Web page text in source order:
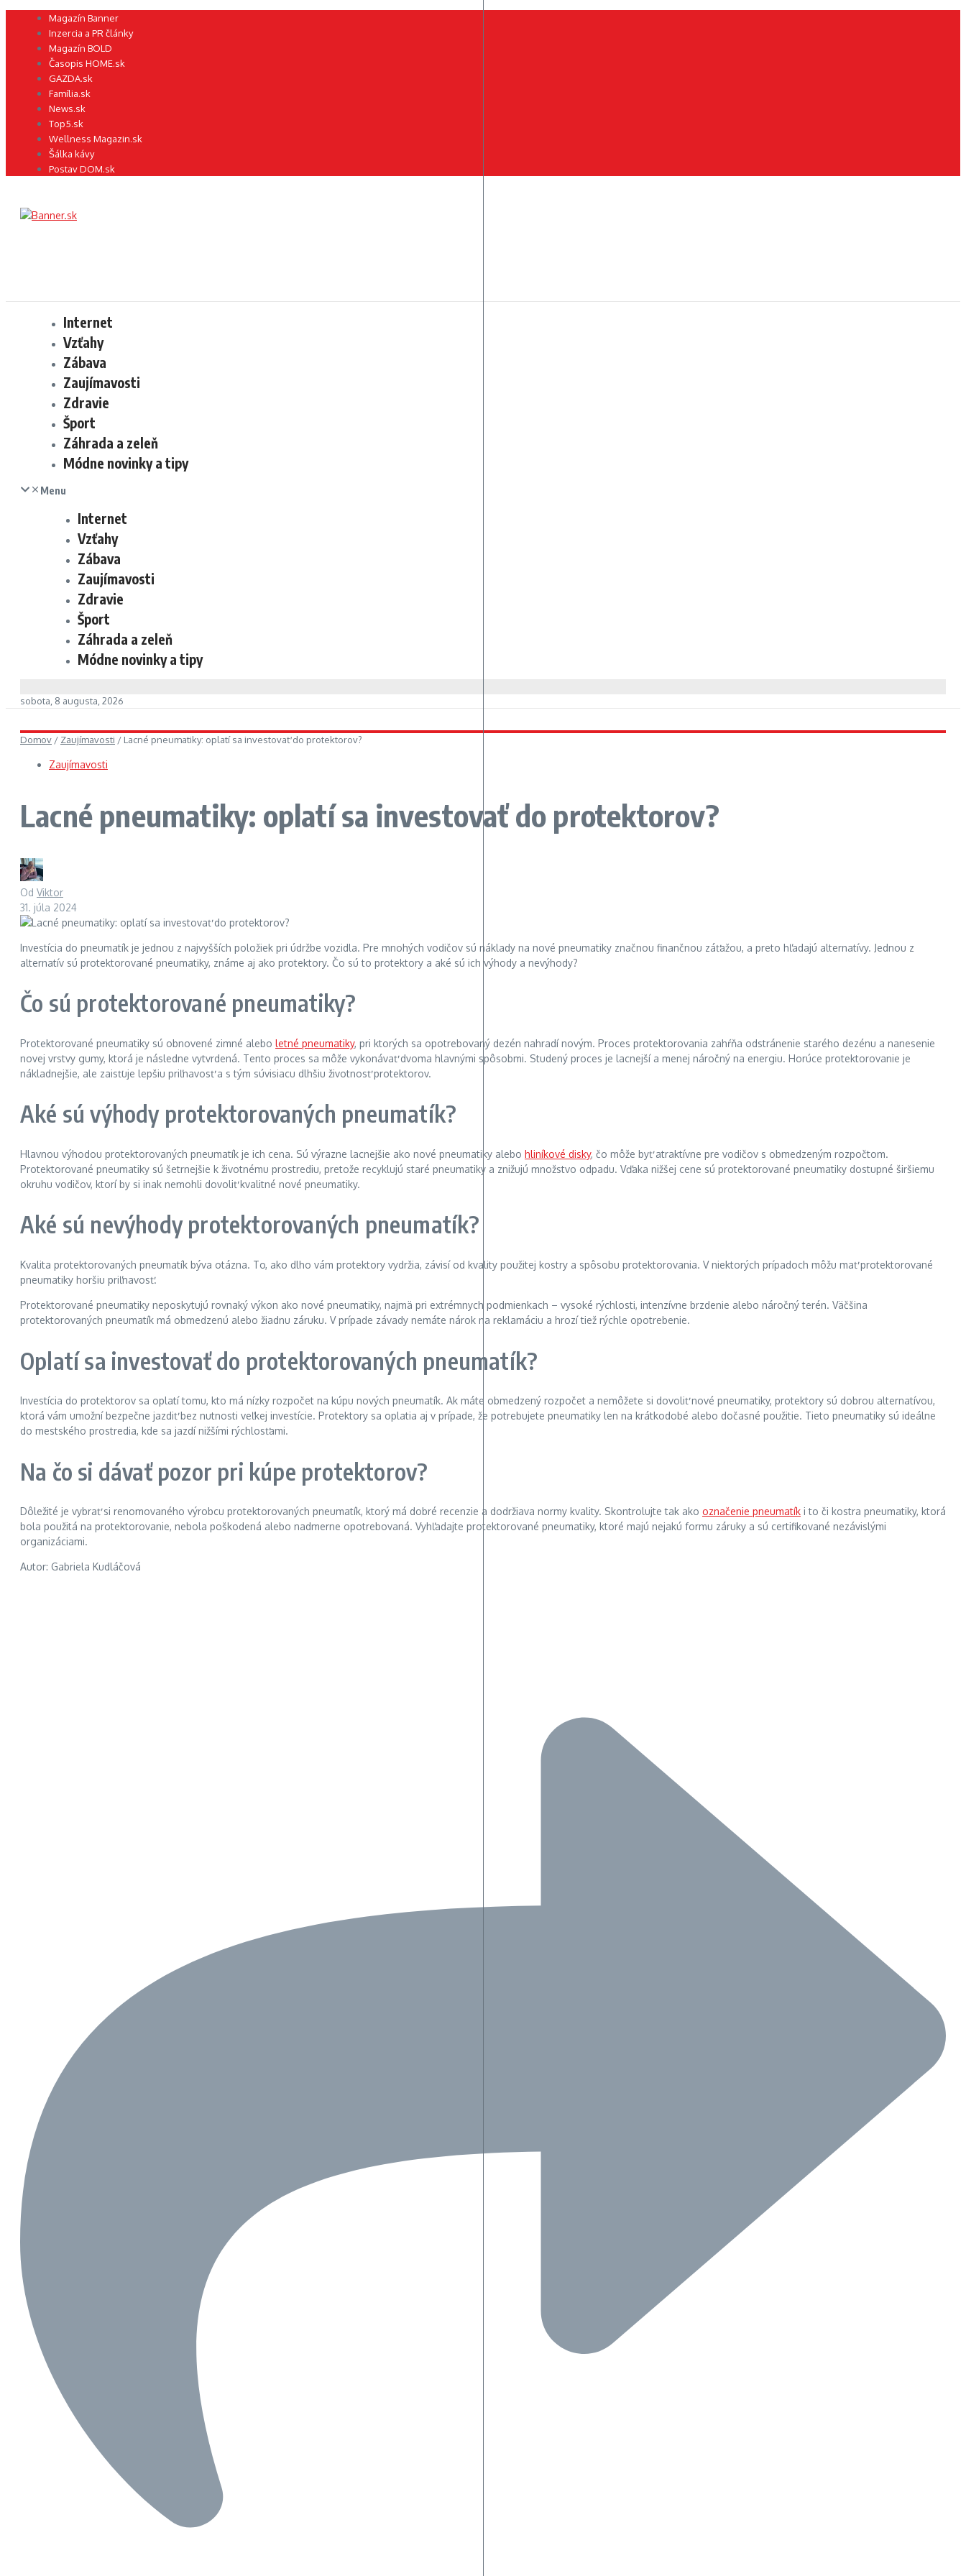
Preskočiť Magazín Banner
Inzercia a PR články
Magazín BOLD
Časopis HOME.sk
GAZDA.sk
Família.sk
News.sk
Top5.sk
Wellness Magazin.sk
Šálka kávy
Postav DOM.sk
Internet
Vzťahy
Zábava
Zaujímavosti
Zdravie
Šport
Záhrada a zeleň
Módne novinky a tipy
Menu
Internet
Vzťahy
Zábava
Zaujímavosti
Zdravie
Šport
Záhrada a zeleň
Módne novinky a tipy
sobota, 8 augusta, 2026
Domov / Zaujímavosti / Lacné pneumatiky: oplatí sa investovať do protektorov?
Zaujímavosti
Lacné pneumatiky: oplatí sa investovať do protektorov?
Od Viktor
31. júla 2024
Investícia do pneumatík je jednou z najvyšších položiek pri údržbe vozidla. Pre mnohých vodičov sú náklady na nové pneumatiky značnou finančnou záťažou, a preto hľadajú alternatívy. Jednou z
alternatív sú protektorované pneumatiky, známe aj ako protektory. Čo sú to protektory a aké sú ich výhody a nevýhody?
Čo sú protektorované pneumatiky?
Protektorované pneumatiky sú obnovené zimné alebo letné pneumatiky, pri ktorých sa opotrebovaný dezén nahradí novým. Proces protektorovania zahŕňa odstránenie starého dezénu a nanesenie
novej vrstvy gumy, ktorá je následne vytvrdená. Tento proces sa môže vykonávať dvoma hlavnými spôsobmi. Studený proces je lacnejší a menej náročný na energiu. Horúce protektorovanie je
nákladnejšie, ale zaisťuje lepšiu priľnavosť a s tým súvisiacu dlhšiu životnosť protektorov.
Aké sú výhody protektorovaných pneumatík?
Hlavnou výhodou protektorovaných pneumatík je ich cena. Sú výrazne lacnejšie ako nové pneumatiky alebo hliníkové disky, čo môže byť atraktívne pre vodičov s obmedzeným rozpočtom.
Protektorované pneumatiky sú šetrnejšie k životnému prostrediu, pretože recyklujú staré pneumatiky a znižujú množstvo odpadu. Vďaka nižšej cene sú protektorované pneumatiky dostupné širšiemu
okruhu vodičov, ktorí by si inak nemohli dovoliť kvalitné nové pneumatiky.
Aké sú nevýhody protektorovaných pneumatík?
Kvalita protektorovaných pneumatík býva otázna. To, ako dlho vám protektory vydržia, závisí od kvality použitej kostry a spôsobu protektorovania. V niektorých prípadoch môžu mať protektorované
pneumatiky horšiu priľnavosť.
Protektorované pneumatiky neposkytujú rovnaký výkon ako nové pneumatiky, najmä pri extrémnych podmienkach – vysoké rýchlosti, intenzívne brzdenie alebo náročný terén. Väčšina
protektorovaných pneumatík má obmedzenú alebo žiadnu záruku. V prípade závady nemáte nárok na reklamáciu a hrozí tiež rýchle opotrebenie.
Oplatí sa investovať do protektorovaných pneumatík?
Investícia do protektorov sa oplatí tomu, kto má nízky rozpočet na kúpu nových pneumatík. Ak máte obmedzený rozpočet a nemôžete si dovoliť nové pneumatiky, protektory sú dobrou alternatívou,
ktorá vám umožní bezpečne jazdiť bez nutnosti veľkej investície. Protektory sa oplatia aj v prípade, že potrebujete pneumatiky len na krátkodobé alebo dočasné použitie. Tieto pneumatiky sú ideálne
do mestského prostredia, kde sa jazdí nižšími rýchlosťami.
Na čo si dávať pozor pri kúpe protektorov?
Dôležité je vybrať si renomovaného výrobcu protektorovaných pneumatík, ktorý má dobré recenzie a dodržiava normy kvality. Skontrolujte tak ako označenie pneumatík i to či kostra pneumatiky, ktorá
bola použitá na protektorovanie, nebola poškodená alebo nadmerne opotrebovaná. Vyhľadajte protektorované pneumatiky, ktoré majú nejakú formu záruky a sú certifikované nezávislými
organizáciami.
Autor: Gabriela Kudláčová